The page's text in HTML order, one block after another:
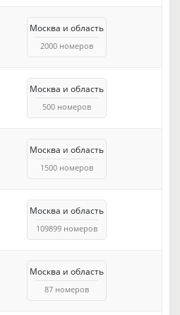
Москва и область
2000 номеров
Москва и область
500 номеров
Москва и область
1500 номеров
Москва и область
109899 номеров
Москва и область
87 номеров